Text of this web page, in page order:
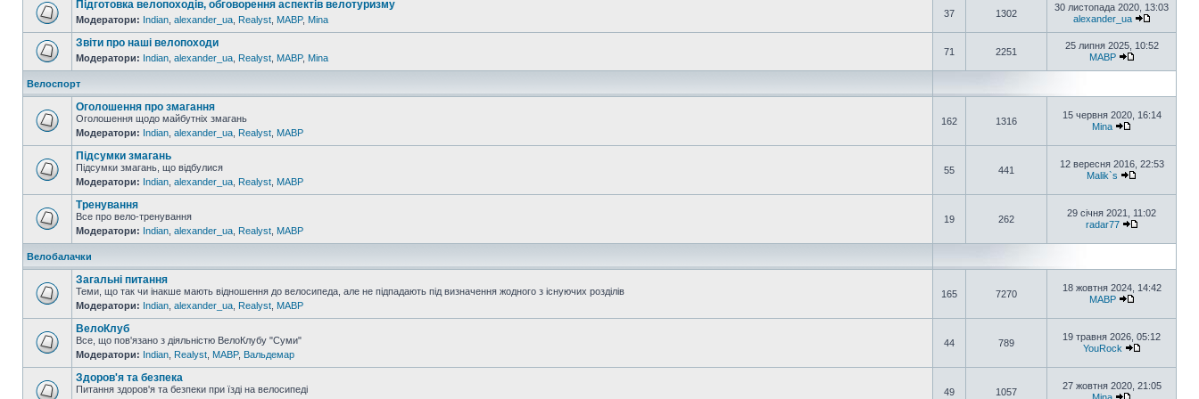
Підготовка велопоходів, обговорення аспектів велотуризму
Модератори: Indian alexander_ua Realyst MABP, Mina
37 1302
30 листопада 2020, 13:03
alexander_ua
Звіти про наші велопоходи
Модератори: Indian alexander_ua Realyst MABP, Mina
71 2251
25 липня 2025, 10:52
MABP
Велоспорт
Оголошення про змагання
Оголошення щодо майбутніх змагань
Модератори: Indian alexander_ua Realyst MABP
162 1316
15 червня 2020, 16:14
Mina
Підсумки змагань
Підсумки змагань, що відбулися
Модератори: Indian alexander_ua Realyst MABP
55 441
12 вересня 2016, 22:53
Malik`s
Тренування
Все про вело-тренування
Модератори: Indian alexander_ua Realyst MABP
19 262
29 січня 2021, 11:02
radar77
Велобалачки
Загальні питання
Теми, що так чи інакше мають відношення до велосипеда, але не підпадають під визначення жодного з існуючих розділів
Модератори: Indian alexander_ua Realyst MABP
165 7270
18 жовтня 2024, 14:42
MABP
ВелоКлуб
Все, що пов'язано з діяльністю ВелоКлубу "Суми"
Модератори: Indian Realyst MABP, Вальдемар
44 789
19 травня 2026, 05:12
YouRock
Здоров'я та безпека
Питання здоров'я та безпеки при їзді на велосипеді
49 1057
27 жовтня 2020, 21:05